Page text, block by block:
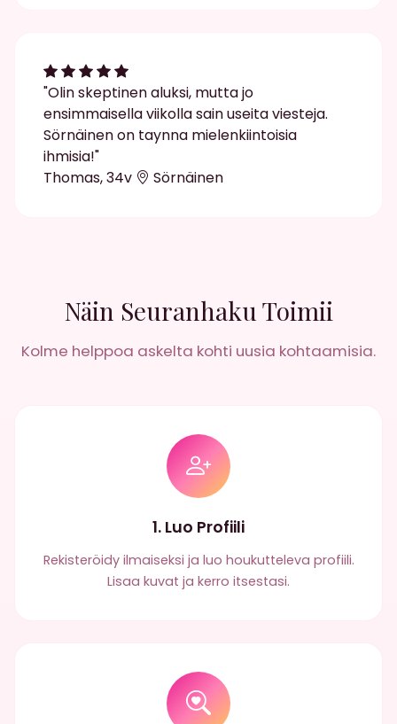
"Olin skeptinen aluksi, mutta jo
ensimmaisella viikolla sain useita viesteja.
Sörnäinen on taynna mielenkiintoisia
ihmisia!"
Thomas, 34v
Sörnäinen
Näin Seuranhaku Toimii
Kolme helppoa askelta kohti uusia kohtaamisia.
1. Luo Profiili
Rekisteröidy ilmaiseksi ja luo houkutteleva profiili.
Lisaa kuvat ja kerro itsestasi.